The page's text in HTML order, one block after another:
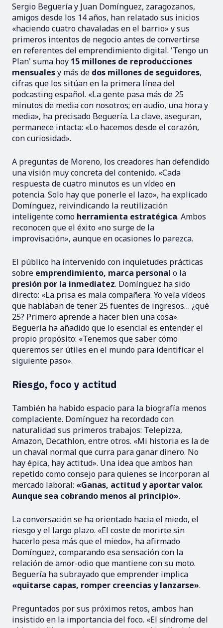
Sergio Beguería y Juan Domínguez, zaragozanos,
amigos desde los 14 años, han relatado sus inicios
«haciendo cuatro chavaladas en el barrio» y sus
primeros intentos de negocio antes de convertirse
en referentes del emprendimiento digital. 'Tengo un
Plan' suma hoy 15 millones de reproducciones
mensualesy más de dos millones de seguidores,
cifras que los sitúan en la primera línea del
podcasting español. «La gente pasa más de 25
minutos de media con nosotros; en audio, una hora y
media», ha precisado Beguería. La clave, aseguran,
permanece intacta: «Lo hacemos desde el corazón,
con curiosidad».
A preguntas de Moreno, los creadores han defendido
una visión muy concreta del contenido. «Cada
respuesta de cuatro minutos es un vídeo en
potencia. Solo hay que ponerle el lazo», ha explicado
Domínguez, reivindicando la reutilización
inteligente como herramienta estratégica. Ambos
reconocen que el éxito «no surge de la
improvisación», aunque en ocasiones lo parezca.
El público ha intervenido con inquietudes prácticas
sobre emprendimiento, marca personal o la
presión por la inmediatez. Domínguez ha sido
directo: «La prisa es mala compañera. Yo veía vídeos
que hablaban de tener 25 fuentes de ingresos… ¿qué
25? Primero aprende a hacer bien una cosa».
Beguería ha añadido que lo esencial es entender el
propio propósito: «Tenemos que saber cómo
queremos ser útiles en el mundo para identificar el
siguiente paso».
Riesgo, foco y actitud
También ha habido espacio para la biografía menos
complaciente. Domínguez ha recordado con
naturalidad sus primeros trabajos: Telepizza,
Amazon, Decathlon, entre otros. «Mi historia es la de
un chaval normal que curra para ganar dinero. No
hay épica, hay actitud». Una idea que ambos han
repetido como consejo para quienes se incorporan al
mercado laboral: «Ganas, actitud y aportar valor.
Aunque sea cobrando menos al principio».
La conversación se ha orientado hacia el miedo, el
riesgo y el largo plazo. «El coste de morirte sin
hacerlo pesa más que el miedo», ha afirmado
Domínguez, comparando esa sensación con la
relación de amor-odio que mantiene con su moto.
Beguería ha subrayado que emprender implica
«quitarse capas, romper creencias y lanzarse».
Preguntados por sus próximos retos, ambos han
insistido en la importancia del foco. «El síndrome del